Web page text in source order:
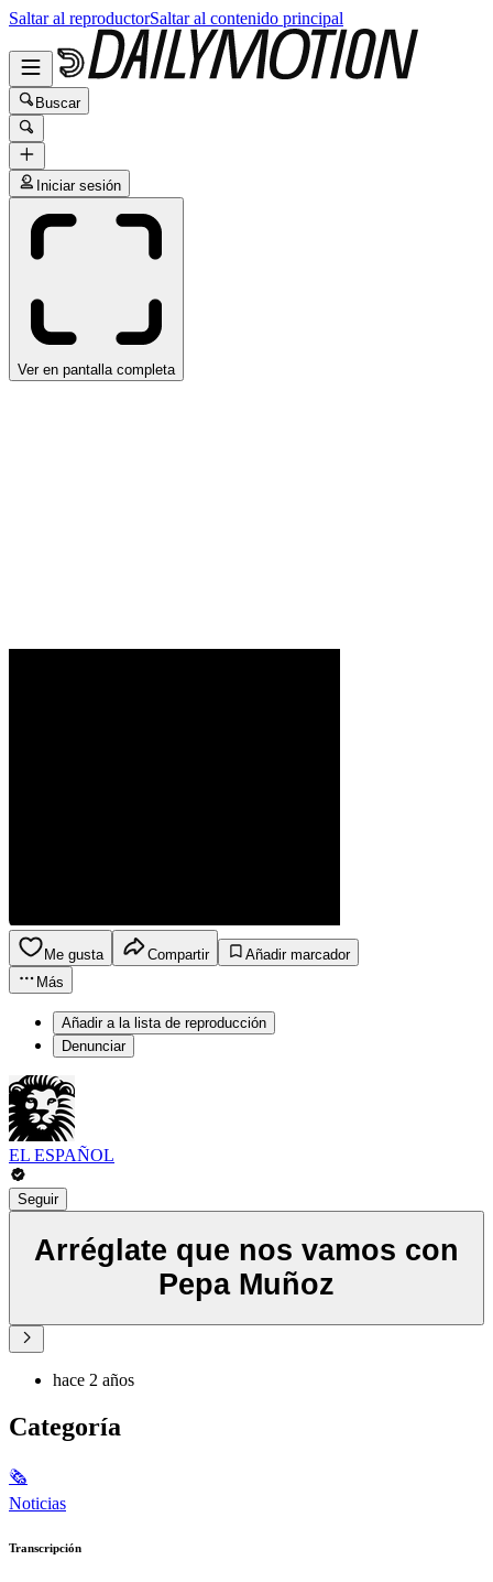
Saltar al reproductorSaltar al contenido principal
Buscar
Iniciar sesión
Ver en pantalla completa
Me gusta Compartir
Añadir marcador
Más
Añadir a la lista de reproducción
Denunciar
EL ESPAÑOL
Seguir
Arréglate que nos vamos con
Pepa Muñoz
hace 2 años
Categoría
🗞
Noticias
Transcripción